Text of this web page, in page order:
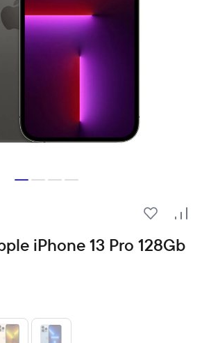
В
iPhone 13 Pro 128Gb